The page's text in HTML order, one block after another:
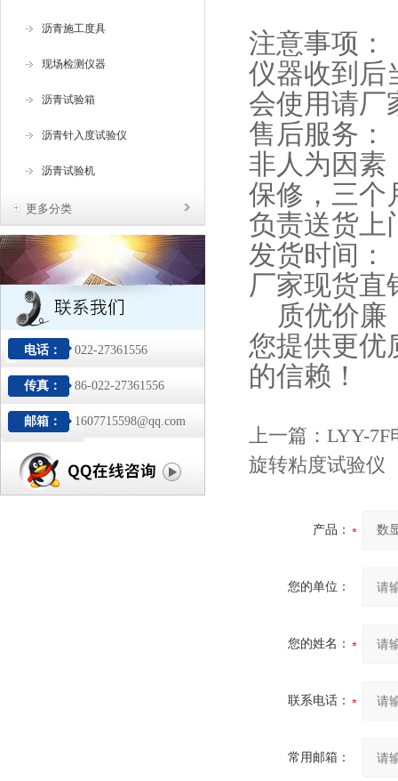
沥青施工度具
现场检测仪器
沥青试验箱
沥青针入度试验仪
沥青试验机
更多分类
电话： 022-27361556
传真： 86-022-27361556
邮箱： 1607715598@qq.com
注意事项：
仪器收到后
会使用请厂
售后服务：
非人为因素
保修，三个
负责送货上
发货时间：
厂家现货直
质优价廉
您提供更优
的信赖！
上一篇： LYY-7F
旋转粘度试验仪
产品：
您的单位：
您的姓名：
联系电话：
常用邮箱：